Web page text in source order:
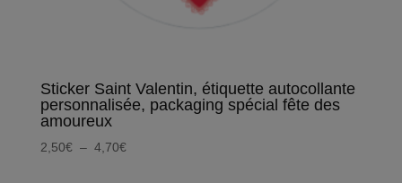
Sticker Saint Valentin, étiquette autocollante
personnalisée, packaging spécial fête des
amoureux
2,50€ – 4,70€Plage